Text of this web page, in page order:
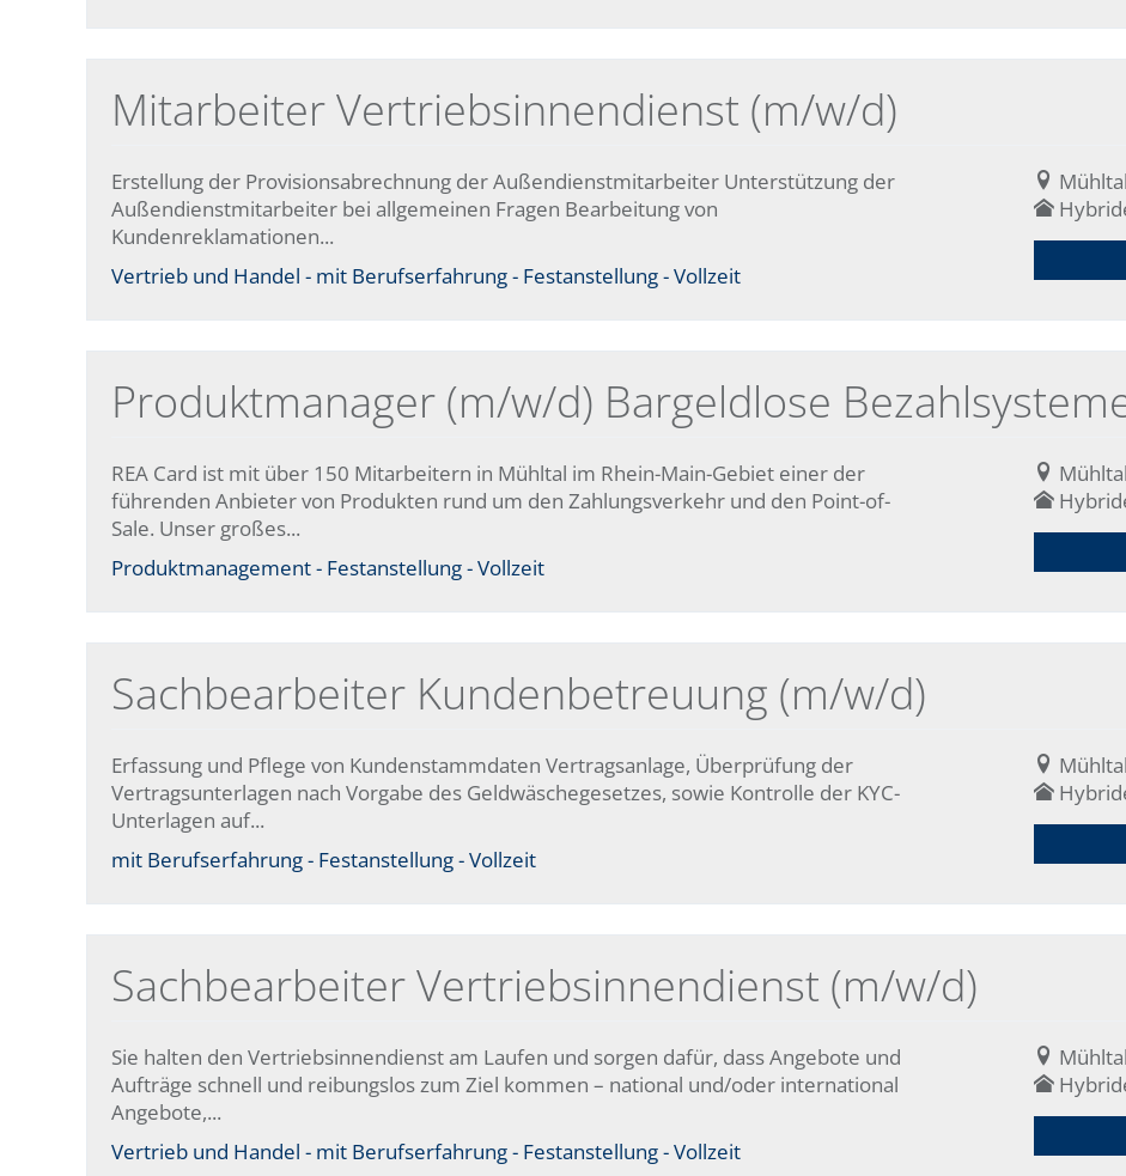
Mitarbeiter Vertriebsinnendienst (m/w/d)
Erstellung der Provisionsabrechnung der Außendienstmitarbeiter Unterstützung der
Außendienstmitarbeiter bei allgemeinen Fragen Bearbeitung von
Kundenreklamationen...
Vertrieb und Handel - mit Berufserfahrung - Festanstellung - Vollzeit
Produktmanager (m/w/d) Bargeldlose
REA Card ist mit über 150 Mitarbeitern in Mühltal im Rhein-Main-Gebiet einer der
führenden Anbieter von Produkten rund um den Zahlungsverkehr und den Point-of-
Sale. Unser großes...
Produktmanagement - Festanstellung - Vollzeit
Sachbearbeiter Kundenbetreuung (m/w/d)
Erfassung und Pflege von Kundenstammdaten Vertragsanlage, Überprüfung der
Vertragsunterlagen nach Vorgabe des Geldwäschegesetzes, sowie Kontrolle der KYC-
Unterlagen auf...
mit Berufserfahrung - Festanstellung - Vollzeit
Sachbearbeiter Vertriebsinnendienst (m/w/d)
Sie halten den Vertriebsinnendienst am Laufen und sorgen dafür, dass Angebote und
Aufträge schnell und reibungslos zum Ziel kommen – national und/oder international
Angebote,...
Vertrieb und Handel - mit Berufserfahrung - Festanstellung - Vollzeit